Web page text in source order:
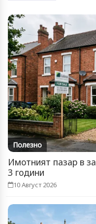
Полезно
Имотният пазар в
3 години
10 Август 2026